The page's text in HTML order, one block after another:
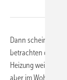
Dann scheint es so
betrachten darf
Heizung weiter
aber im